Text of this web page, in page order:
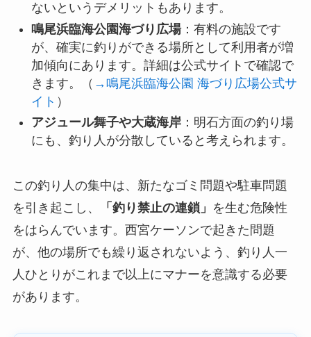
ないというデメリットもあります。
鳴尾浜臨海公園海づり広場：有料の施設です
が、確実に釣りができる場所として利用者が増
加傾向にあります。詳細は公式サイトで確認で
きます。（ →鳴尾浜臨海公園 海づり広場公式サ
イト ）
アジュール舞子や大蔵海岸：明石方面の釣り場
にも、釣り人が分散していると考えられます。
この釣り人の集中は、 新たなゴミ問題や駐車問題
を引き起こし、
「釣り禁止の連鎖」 を生む危険性
をはらんでいます。西宮ケーソンで起きた問題
が、他の場所でも繰り返されないよう、釣り人一
人ひとりがこれまで以上にマナーを意識する必要
があります。